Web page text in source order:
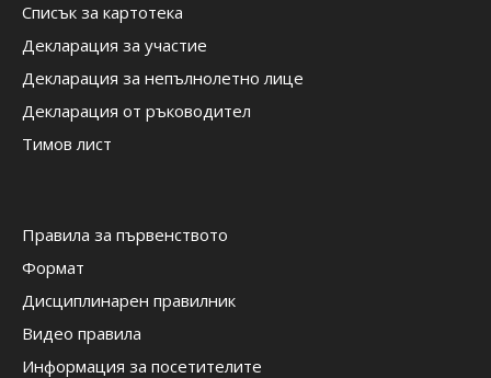
Списък за картотека
Декларация за участие
Декларация за непълнолетно лице
Декларация от ръководител
Тимов лист
Правила за първенството
Формат
Дисциплинарен правилник
Видео правила
Информация за посетителите